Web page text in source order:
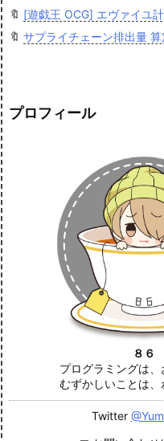
🔖 [遊戯王 OCG] エヴァイユ
🔖 サプライチェーン排出量 算
プロフィール
８６
プログラミングは、
むずかしいことは、
Twitter